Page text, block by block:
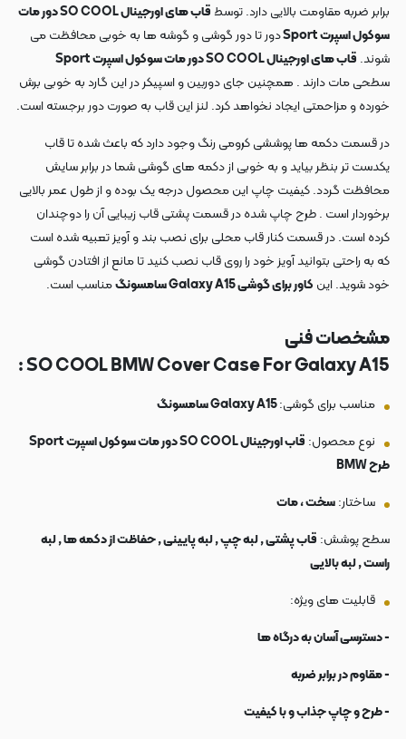
برابر ضربه مقاومت بالایی دارد. توسط
قاب های اورجینال SO COOL دور مات
سوکول اسپرت Sport
دور تا دور گوشی و گوشه ها به خوبی محافظت می
شوند. قاب های اورجینال SO COOL دور مات سوکول اسپرت Sport
سطحی مات دارند . همچنین جای دوربین و اسپیکر در این گارد به خوبی برش
خورده و مزاحمتی ایجاد نخواهد کرد. لنز این قاب به صورت دور برجسته است.
در قسمت دکمه ها پوششی کرومی رنگ وجود دارد که باعث شده تا قاب
یکدست تر بنظر بیاید و به خوبی از دکمه های گوشی شما در برابر سایش
محافظت گردد. کیفیت چاپ این محصول درجه یک بوده و از طول عمر بالایی
برخوردار است . طرح چاپ شده در قسمت پشتی قاب زیبایی آن را دوچندان
کرده است. در قسمت کنار قاب محلی برای نصب بند و آویز تعبیه شده است
که به راحتی بتوانید آویز خود را روی قاب نصب کنید تا مانع از افتادن گوشی
خود شوید. این کاور برای گوشی Galaxy A15 سامسونگ مناسب است.
مشخصات فنی
SO COOL BMW Cover Case For Galaxy A15 :
مناسب برای گوشی:
نوع محصول:
قاب اورجینال SO COOL دور مات سوکول اسپرت Sport
طرح BMW
ساختار:سخت ، مات
سطح پوشش: قاب پشتی , لبه چپ , لبه پایینی , حفاظت از دکمه ها , لبه
راست , لبه بالایی
قابلیت های ویژه:
- دسترسی آسان به درگاه ها
- مقاوم در برابر ضربه
- طرح و چاپ جذاب و با کیفیت